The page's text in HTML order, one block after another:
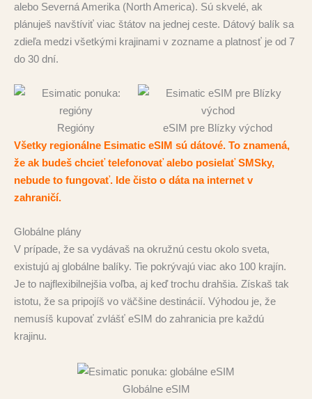
alebo Severná Amerika (North America). Sú skvelé, ak
plánuješ navštíviť viac štátov na jednej ceste. Dátový balík sa
zdieľa medzi všetkými krajinami v zozname a platnosť je od 7
do 30 dní.
Regióny
eSIM pre Blízky východ
Všetky regionálne Esimatic eSIM sú dátové. To znamená,
že ak budeš chcieť telefonovať alebo posielať SMSky,
nebude to fungovať. Ide čisto o dáta na internet v
zahraničí.
Globálne plány
V prípade, že sa vydávaš na okružnú cestu okolo sveta,
existujú aj globálne balíky. Tie pokrývajú viac ako 100 krajín.
Je to najflexibilnejšia voľba, aj keď trochu drahšia. Získaš tak
istotu, že sa pripojíš vo väčšine destinácií. Výhodou je, že
nemusíš kupovať zvlášť eSIM do zahranicia pre každú
krajinu.
Globálne eSIM